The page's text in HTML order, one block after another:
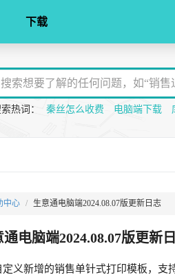
下载
热词： 秦丝怎么收费 电脑端下载
中心 生意通电脑端2024.08.07版更新日志
通电脑端2024.08.07版更新
定义新增的销售单针式打印模板，支